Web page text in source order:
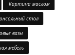
Картина маслом
стол
вазы
мебель